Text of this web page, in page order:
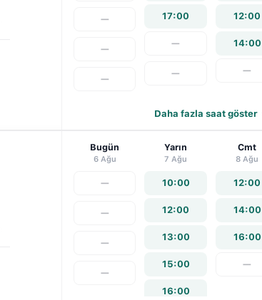
—
—
—
17:00
—
—
12:00
14:00
—
Daha fazla saat göster
Bugün
6 Ağu
—
—
—
—
Yarın
7 Ağu
10:00
12:00
13:00
15:00
16:00
Cmt
8 Ağu
12:00
14:00
16:00
—